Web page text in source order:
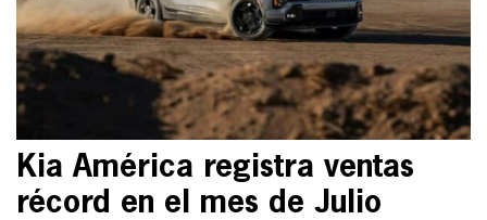
Kia América registra ventas
récord en el mes de Julio